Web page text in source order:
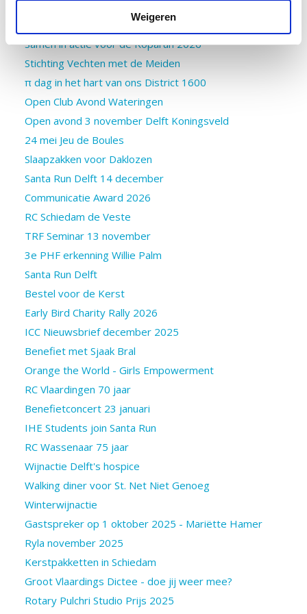
Weigeren
Muzikale fundraiser 8 november
Samen in actie voor de Roparun 2026
Stichting Vechten met de Meiden
π dag in het hart van ons District 1600
Open Club Avond Wateringen
Open avond 3 november Delft Koningsveld
24 mei Jeu de Boules
Slaapzakken voor Daklozen
Santa Run Delft 14 december
Communicatie Award 2026
RC Schiedam de Veste
TRF Seminar 13 november
3e PHF erkenning Willie Palm
Santa Run Delft
Bestel voor de Kerst
Early Bird Charity Rally 2026
ICC Nieuwsbrief december 2025
Benefiet met Sjaak Bral
Orange the World - Girls Empowerment
RC Vlaardingen 70 jaar
Benefietconcert 23 januari
IHE Students join Santa Run
RC Wassenaar 75 jaar
Wijnactie Delft's hospice
Walking diner voor St. Net Niet Genoeg
Winterwijnactie
Gastspreker op 1 oktober 2025 - Mariëtte Hamer
Ryla november 2025
Kerstpakketten in Schiedam
Groot Vlaardings Dictee - doe jij weer mee?
Rotary Pulchri Studio Prijs 2025